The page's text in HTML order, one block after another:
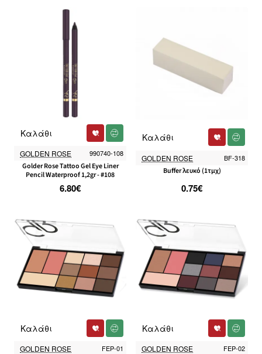
GOLDEN ROSE 990740-108
Golder Rose Tattoo Gel Eye Liner
Pencil Waterproof 1,2gr - #108
6.80€
Καλάθι
GOLDEN ROSE BF-318
Buffer λευκό (1τμχ)
0.75€
Καλάθι
GOLDEN ROSE FEP-01
Καλάθι
GOLDEN ROSE FEP-02
Καλάθι